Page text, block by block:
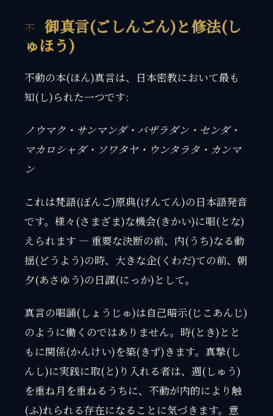
御真言(ごしんごん)と修法(し
ゅほう)
不動の本(ほん)真言は、日本密教において最も
知(し)られた一つです:
ノウマク・サンマンダ・バザラダン・センダ・
マカロシャダ・ソワタヤ・ウンタラタ・カンマ
ン
これは梵語(ぼんご)原典(げんてん)の日本語発音
です。様々(さまざま)な機会(きかい)に唱(とな)
えられます — 重要な決断の前、内(うち)なる動
揺(どうよう)の時、大きな企(くわだ)ての前、朝
夕(あさゆう)の日課(にっか)として。
真言の唱誦(しょうじゅ)は自己暗示(じこあんじ)
のように働くのではありません。時(とき)とと
もに関係(かんけい)を築(きず)きます。真摯(し
んし)に実践に取(と)り入れる者は、週(しゅう)
を重ね月を重ねるうちに、不動が内的により触
(ふ)れられる存在になることに気づきます。意